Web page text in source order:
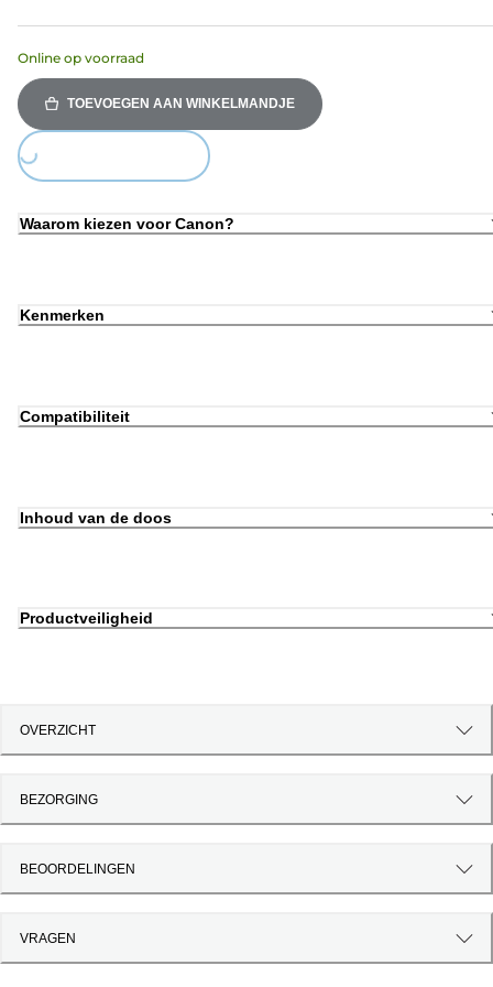
Online op voorraad
TOEVOEGEN AAN WINKELMANDJE
Loading...
Waarom kiezen voor Canon?
Kenmerken
Compatibiliteit
Inhoud van de doos
Productveiligheid
OVERZICHT
BEZORGING
BEOORDELINGEN
VRAGEN